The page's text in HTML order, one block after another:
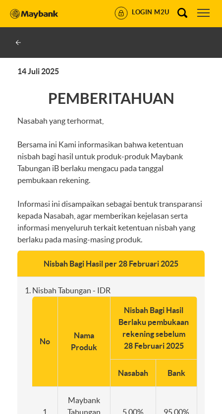
LOGIN M2U
14 Juli 2025
PEMBERITAHUAN
Nasabah yang terhormat,
Bersama ini Kami informasikan bahwa ketentuan
nisbah bagi hasil untuk produk-produk Maybank
Tabungan iB berlaku mengacu pada tanggal
pembukaan rekening.
Informasi ini disampaikan sebagai bentuk transparansi
kepada Nasabah, agar memberikan kejelasan serta
informasi menyeluruh terkait ketentuan nisbah yang
berlaku pada masing-masing produk.
Nisbah Bagi Hasil per 28 Februari 2025
Nisbah Tabungan - IDR
No
Nama
Produk
Nisbah Bagi Hasil
Berlaku pembukaan
rekening sebelum
28 Februari 2025
Nasabah Bank
1
Maybank
Tabungan
5,00% 95,00%